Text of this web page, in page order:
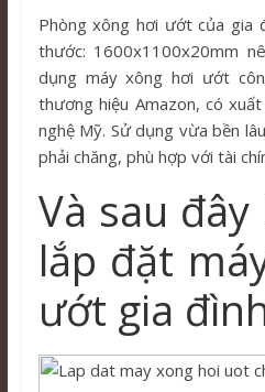
Phòng xông hơi ướt của gia
thước: 1600x1100x20mm
dụng máy xông hơi ướt
thương hiệu Amazon, có
nghệ Mỹ. Sử dụng vừa bền
phải chăng, phù hợp với tài
Và sau
lắp đặt
ướt gia